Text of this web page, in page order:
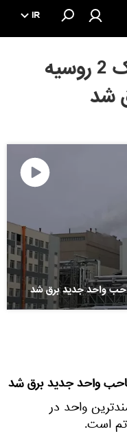
IR
نیروگاه هسته‌ای کورسک 2 روسیه
شد
واحد در
است.